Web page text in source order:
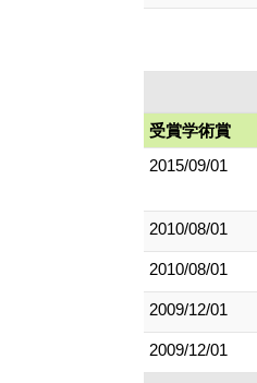
受賞学術賞
2015/09/01
2010/08/01
2010/08/01
2009/12/01
2009/12/01